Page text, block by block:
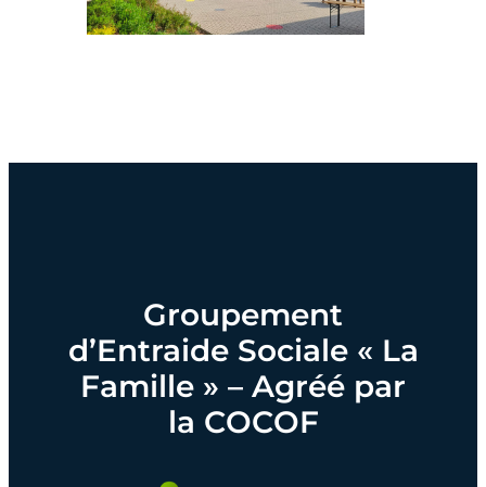
Groupement
d’Entraide Sociale « La
Famille » – Agréé par
la COCOF